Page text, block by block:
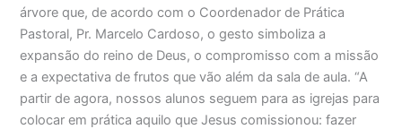
árvore que, de acordo com o Coordenador de Prática
Pastoral, Pr. Marcelo Cardoso, o gesto simboliza a
expansão do reino de Deus, o compromisso com a missão
e a expectativa de frutos que vão além da sala de aula. “A
partir de agora, nossos alunos seguem para as igrejas para
colocar em prática aquilo que Jesus comissionou: fazer